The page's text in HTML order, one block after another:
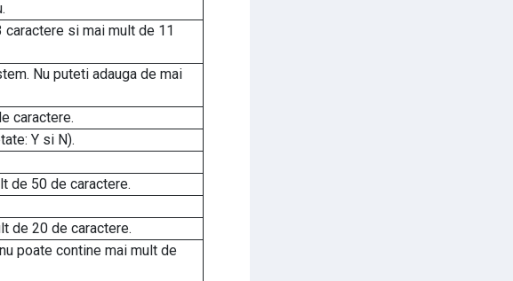
si mai mult de 11
Nu puteti adauga de mai
caractere.
Y si N).
de 50 de caractere.
de 20 de caractere.
poate contine mai mult de